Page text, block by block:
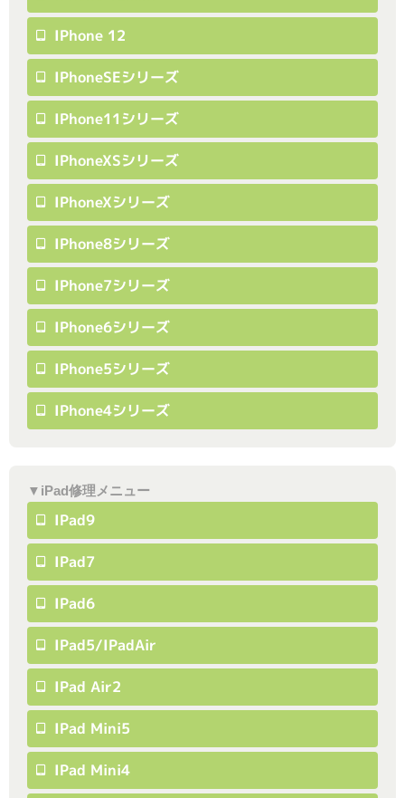
IPhone 12
IPhoneSEシリーズ
IPhone11シリーズ
IPhoneXSシリーズ
IPhoneXシリーズ
IPhone8シリーズ
IPhone7シリーズ
IPhone6シリーズ
IPhone5シリーズ
IPhone4シリーズ
▼iPad修理メニュー
IPad9
IPad7
IPad6
IPad5/iPadAir
IPad Air2
IPad Mini5
IPad Mini4